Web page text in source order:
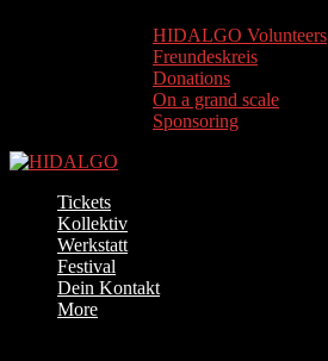
HIDALGO Volunteers
Freundeskreis
Donations
On a grand scale
Sponsoring
Tickets
Kollektiv
Werkstatt
Festival
Dein Kontakt
More